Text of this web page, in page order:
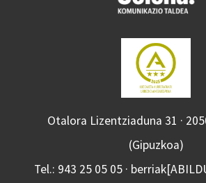
Otalora Lizentziaduna 31 ·
(Gipuzkoa)
Tel.: 943 25 05 05 ·